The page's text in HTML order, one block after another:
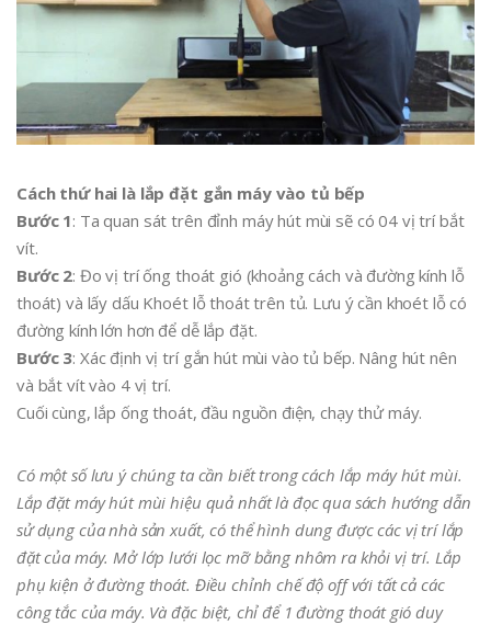
Cách thứ hai là lắp đặt gắn máy vào tủ bếp
Bước 1: Ta quan sát trên đỉnh máy hút mùi sẽ có 04 vị trí bắt
vít.
Bước 2: Đo vị trí ống thoát gió (khoảng cách và đường kính lỗ
thoát) và lấy dấu Khoét lỗ thoát trên tủ. Lưu ý cần khoét lỗ có
đường kính lớn hơn để dễ lắp đặt.
Bước 3: Xác định vị trí gắn hút mùi vào tủ bếp. Nâng hút nên
và bắt vít vào 4 vị trí.
Cuối cùng, lắp ống thoát, đầu nguồn điện, chạy thử máy.
Có một số lưu ý chúng ta cần biết trong cách lắp máy hút mùi.
Lắp đặt máy hút mùi hiệu quả nhất là đọc qua sách hướng dẫn
sử dụng của nhà sản xuất, có thể hình dung được các vị trí lắp
đặt của máy. Mở lớp lưới lọc mỡ bằng nhôm ra khỏi vị trí. Lắp
phụ kiện ở đường thoát. Điều chỉnh chế độ off với tất cả các
công tắc của máy. Và đặc biệt, chỉ để 1 đường thoát gió duy